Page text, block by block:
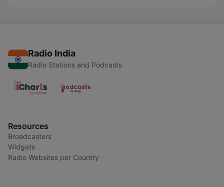
Radio India
Radio Stations and Podcasts
Resources
Broadcasters
Widgets
Radio Websites per Country